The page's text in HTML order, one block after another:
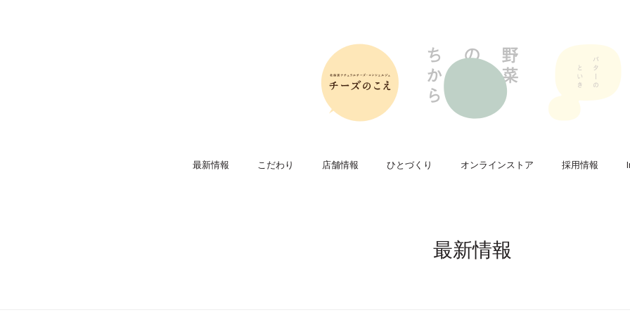
最新情報 こだわり 店舗情報 ひとづくり オンラインストア 採用情報
最新情報